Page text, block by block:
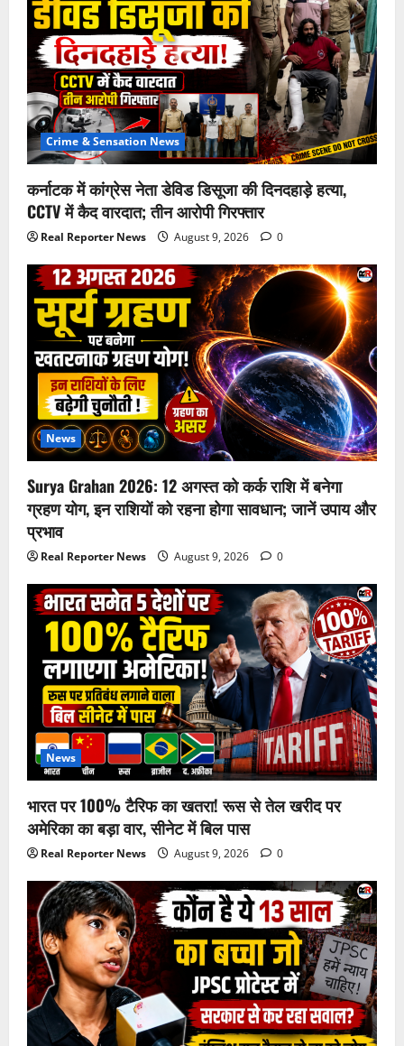
Crime & Sensation News
कर्नाटक में कांग्रेस नेता डेविड डिसूजा की दिनदहाड़े हत्या,
CCTV में कैद वारदात; तीन आरोपी गिरफ्तार
Real Reporter News August 9, 2026 0
News
Surya Grahan 2026: 12 अगस्त को कर्क राशि में बनेगा
ग्रहण योग, इन राशियों को रहना होगा सावधान; जानें उपाय और
प्रभाव
Real Reporter News August 9, 2026 0
News
भारत पर 100% टैरिफ का खतरा! रूस से तेल खरीद पर
अमेरिका का बड़ा वार, सीनेट में बिल पास
Real Reporter News August 9, 2026 0